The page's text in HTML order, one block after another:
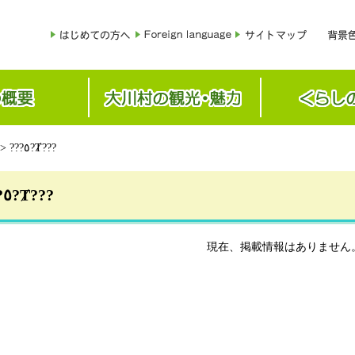
> ???٥?Ⱦ???
???٥?Ⱦ???
現在、掲載情報はありません